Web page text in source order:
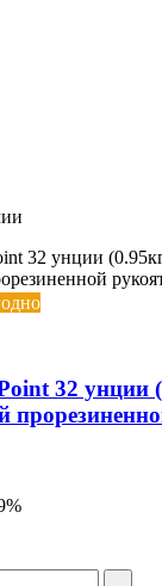
32 унции